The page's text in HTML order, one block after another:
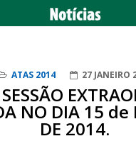
ATAS 2014 27 JANEIRO
NO DIA 15 de
DE 2014.